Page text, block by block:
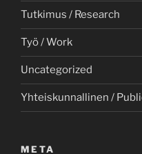
Tutkimus / Research
Työ / Work
Uncategorized
Yhteiskunnallinen /
META